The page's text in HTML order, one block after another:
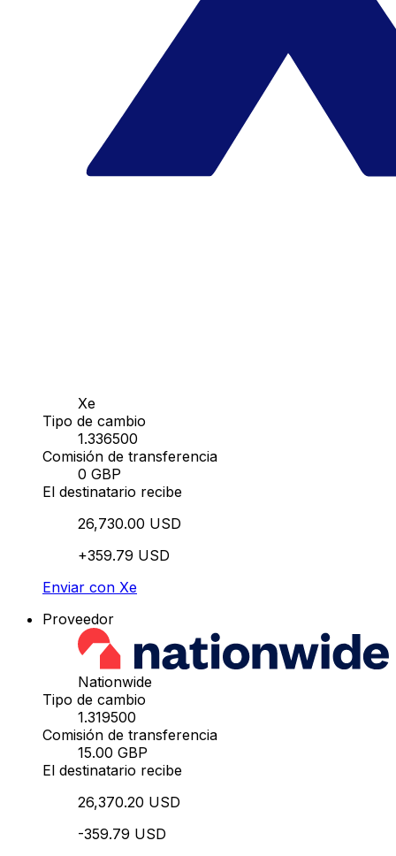
Xe
Tipo de cambio
1.336500
Comisión de transferencia
0 GBP
El destinatario recibe
26,730.00 USD
+359.79 USD
Enviar con Xe
Proveedor
Nationwide
Tipo de cambio
1.319500
Comisión de transferencia
15.00 GBP
El destinatario recibe
26,370.20 USD
-359.79 USD